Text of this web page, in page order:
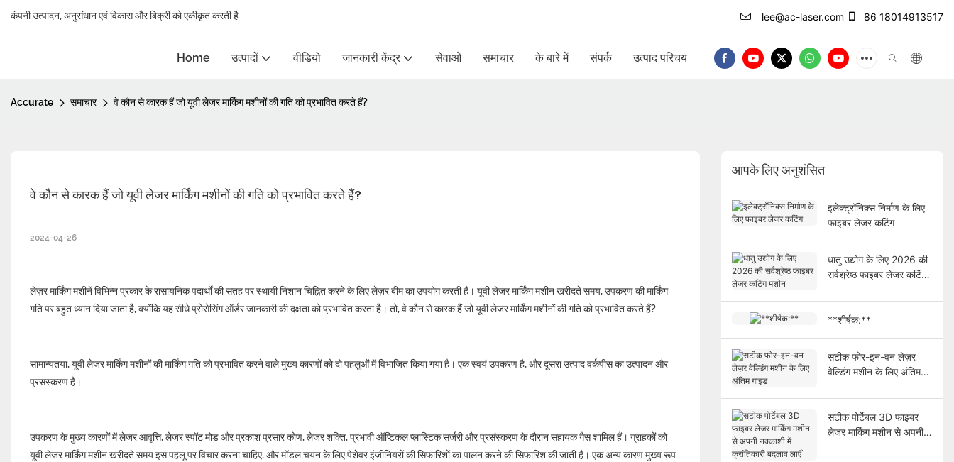
कंपनी उत्पादन, अनुसंधान एवं विकास और बिक्री को एकीकृत करती है lee@ac-laser.com 86 18014913517
Home उत्पादों वीडियो जानकारी केंद्र सेवाओं समाचार के बारे में संपर्क उत्पाद परिचय
Accurate समाचार वे कौन से कारक हैं जो यूवी लेजर मार्किंग मशीनों की गति को प्रभावित करते हैं?
वे कौन से कारक हैं जो यूवी लेजर मार्किंग मशीनों की गति को प्रभावित करते हैं?
2024-04-26
लेज़र मार्किंग मशीनें विभिन्न प्रकार के रासायनिक पदार्थों की सतह पर स्थायी निशान चिह्नित करने के लिए लेज़र बीम का उपयोग करती हैं। यूवी लेजर मार्किंग मशीन खरीदते समय, उपकरण की मार्किंग
गति पर बहुत ध्यान दिया जाता है, क्योंकि यह सीधे प्रोसेसिंग ऑर्डर जानकारी की दक्षता को प्रभावित करता है। तो, वे कौन से कारक हैं जो यूवी लेजर मार्किंग मशीनों की गति को प्रभावित करते हैं?
सामान्यतया, यूवी लेजर मार्किंग मशीनों की मार्किंग गति को प्रभावित करने वाले मुख्य कारणों को दो पहलुओं में विभाजित किया गया है। एक स्वयं उपकरण है, और दूसरा उत्पाद वर्कपीस का उत्पादन और
प्रसंस्करण है।
उपकरण के मुख्य कारणों में लेजर आवृत्ति, लेजर स्पॉट मोड और प्रकाश प्रसार कोण, लेजर शक्ति, प्रभावी ऑप्टिकल प्लास्टिक सर्जरी और प्रसंस्करण के दौरान सहायक गैस शामिल हैं। ग्राहकों को
यूवी लेजर मार्किंग मशीन खरीदते समय इस पहलू पर विचार करना चाहिए, और मॉडल चयन के लिए पेशेवर इंजीनियरों की सिफारिशों का पालन करने की सिफारिश की जाती है। एक अन्य कारण मुख्य रूप
आपके लिए अनुशंसित
इलेक्ट्रॉनिक्स निर्माण के लिए
फाइबर लेजर कटिंग
धातु उद्योग के लिए 2026 की
सर्वश्रेष्ठ फाइबर लेजर कटिंग
**शीर्षक:**
सटीक फोर-इन-वन लेज़र
वेल्डिंग मशीन के लिए अंतिम
सटीक पोर्टेबल 3D फाइबर
लेजर मार्किंग मशीन से अपनी